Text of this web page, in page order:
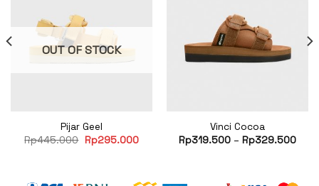
OUT OF STOCK
Pijar Geel
Rp445.000 Original
price
Rp295.000Current
Vinci Cocoa
Rp319.500 – Rp329.500